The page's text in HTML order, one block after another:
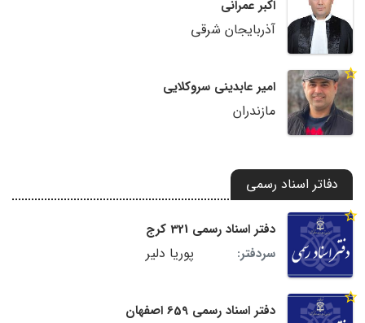
اکبر عمرانی
آذربایجان شرقی
امیر عابدینی سروکلایی
مازندران
دفاتر اسناد رسمی
دفتر اسناد رسمی 321 کرج
سردفتر:
پوریا دلیر
دفتر اسناد رسمی 659 اصفهان